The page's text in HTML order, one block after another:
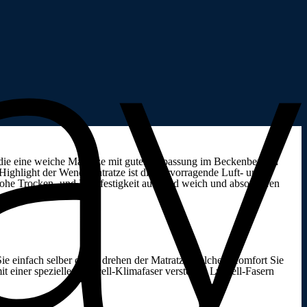
eine weiche Matratze mit guter Anpassung im Beckenbereich
der Wendematratze ist die hervorragende Luft- und
Trocken- und Nassfestigkeit auf, sind weich und absorbieren
einfach selber durch drehen der Matratze welchen Komfort Sie
einer speziellen Lyocell-Klimafaser versteppt. Lyocell-Fasern